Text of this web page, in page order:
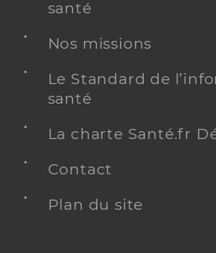
santé
Nos missions
Le Standard de
santé
La charte Santé.fr
Contact
Plan du site